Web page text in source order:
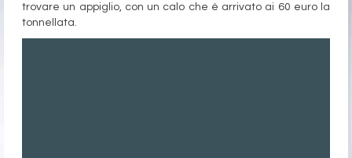
trovare un appiglio, con un calo che è arrivato ai 60 euro la
tonnellata.